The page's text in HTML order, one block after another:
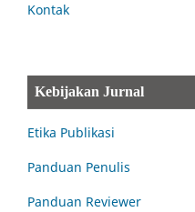
Kontak
Kebijakan Jurnal
Etika Publikasi
Panduan Penulis
Panduan Reviewer